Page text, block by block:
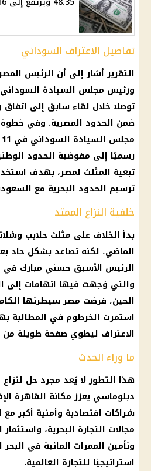
تفاصيل الاعتراف السوداني
التقرير أشار إلى أن الرئيس
ورئيس مجلس السيادة السوداني
توصلا خلال لقاء سابق إلى اتفاق
ضمن الحدود المصرية. وفي
رسميًا إلى مفوضية الحدود
تبعية المثلث لمصر، بهدف
ترسيم الحدود البحرية مع
خلفية النزاع الممتد
بدأ الخلاف على مثلث حلايب
الماضي، لكنه تصاعد بشكل حاد
الرئيس الأسبق حسني مبارك
والتي وُجهت فيها اتهامات إلى
الحين، فرضت مصر سيطرتها
استمرت الخرطوم في المطالبة
الاعتراف ليطوي صفحة طويلة من
ما وراء الحدث
هذا التطور لا يُعد مجرد حل
دبلوماسي يعزز مكانة القاهرة
شراكات اقتصادية وأمنية أكبر مع
مجالات التجارة البحرية،
وتأمين الممرات المائية في البحر
استراتيجيًا للتجارة العالمية.